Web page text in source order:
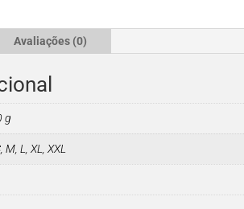
Avaliações (0)
g
M, L, XL, XXL